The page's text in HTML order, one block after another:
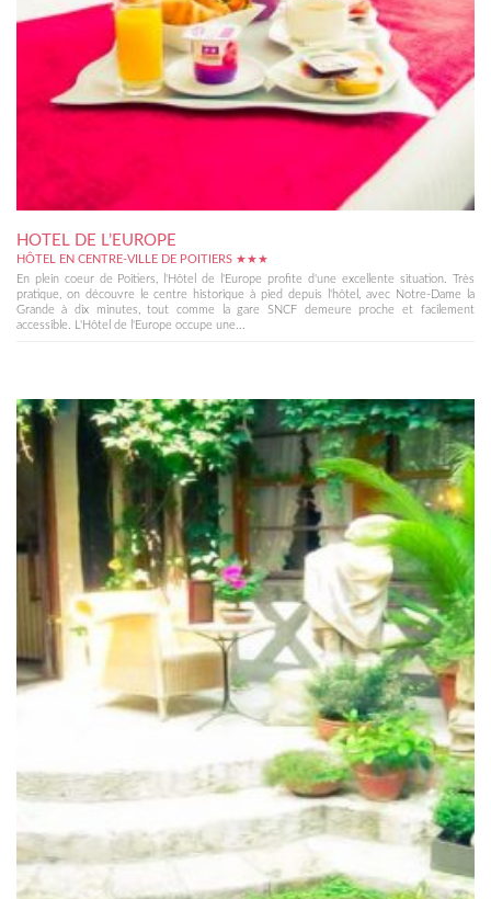
HOTEL DE L’EUROPE
HÔTEL EN CENTRE-VILLE DE POITIERS ★★★
En plein coeur de Poitiers, l'Hôtel de l'Europe profite d'une excellente situation. Très
pratique, on découvre le centre historique à pied depuis l'hôtel, avec Notre-Dame la
Grande à dix minutes, tout comme la gare SNCF demeure proche et facilement
accessible. L'Hôtel de l'Europe occupe une...